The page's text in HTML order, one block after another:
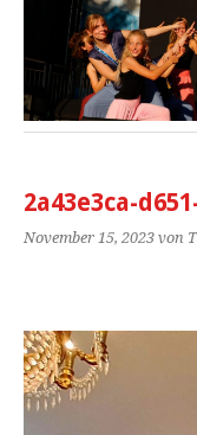
2a43e3ca-
November 15, 2023 von